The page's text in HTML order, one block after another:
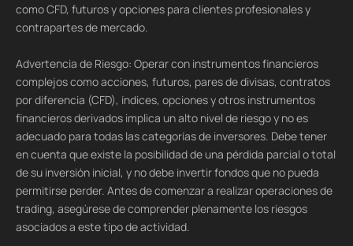
como CFD, futuros y opciones para clientes profesionales y
contrapartes de mercado.
Advertencia de Riesgo: Operar con instrumentos financieros
complejos como acciones, futuros, pares de divisas, contratos
por diferencia (CFD), índices, opciones y otros instrumentos
financieros derivados implica un alto nivel de riesgo y no es
adecuado para todas las categorías de inversores. Debe tener
en cuenta que existe la posibilidad de una pérdida parcial o total
de su inversión inicial, y no debe invertir fondos que no pueda
permitirse perder. Antes de comenzar a realizar operaciones de
trading, asegúrese de comprender plenamente los riesgos
asociados a este tipo de actividad.